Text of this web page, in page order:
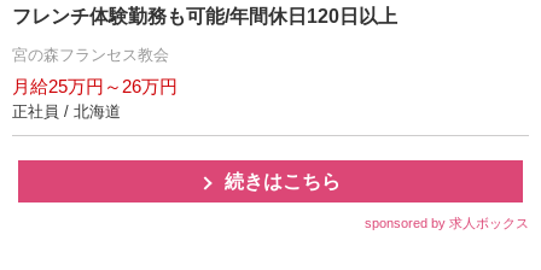
フレンチ体験勤務も可能/年間休日120日以上
宮の森フランセス教会
月給25万円～26万円
正社員 / 北海道
続きはこちら
sponsored by 求人ボックス